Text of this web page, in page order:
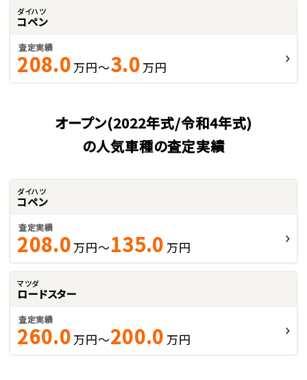
ダイハツ
コペン
査定実績
208.0 万円～3.0 万円
オープン(2022年式/令和4年式)
の人気車種の査定実績
ダイハツ
コペン
査定実績
208.0 万円～135.0 万円
マツダ
ロードスター
査定実績
260.0 万円～200.0 万円